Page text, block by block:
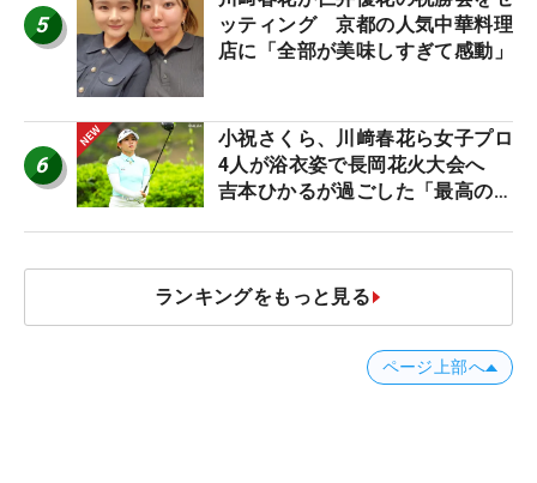
5
ッティング 京都の人気中華料理
店に「全部が美味しすぎて感動」
6
小祝さくら、川﨑春花ら女子プロ
4人が浴衣姿で長岡花火大会へ
吉本ひかるが過ごした「最高の夏
ランキングをもっと見る
ページ上部へ